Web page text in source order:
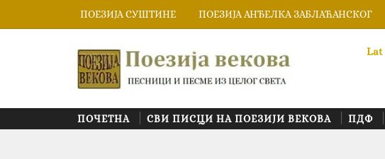
ПОЕЗИЈА СУШТИНЕ ПОЕЗИЈА АНЂЕЛКА ЗАБЛАЋАНСКОГ
Lat
ПОЧЕТНА СВИ ПИСЦИ НА ПОЕЗИЈИ ВЕКОВА ПДФ